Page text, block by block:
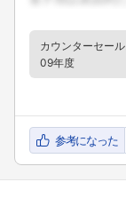
カウンターセール
09年度
参考になった